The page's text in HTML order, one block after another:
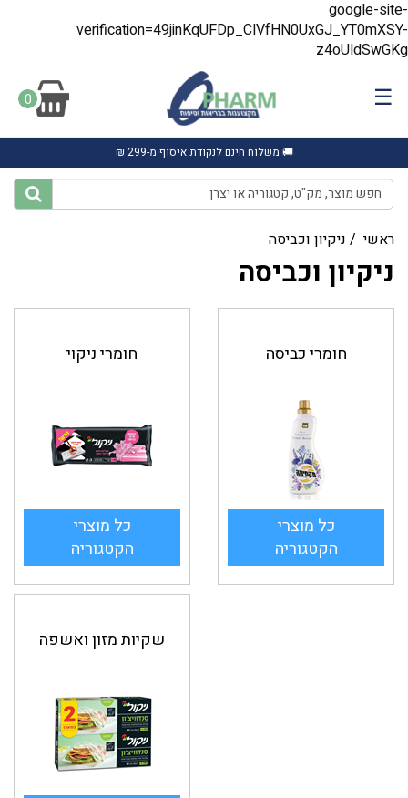
google-site-
verification=49jinKqUFDp_ClVfHN0UxGJ_YT0mXSY-
z4oUldSwGKg
☰
0
🚚 משלוח חינם לנקודת איסוף מ-299 ₪
ראשי / ניקיון וכביסה
ניקיון וכביסה
חומרי ניקוי
כל מוצרי
הקטגוריה
חומרי כביסה
כל מוצרי
הקטגוריה
שקיות מזון ואשפה